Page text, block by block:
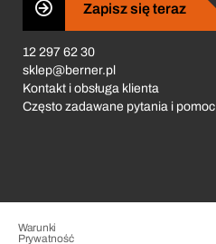
Zapisz się teraz
12 297 62 30
sklep@berner.pl
Kontakt i obsługa klienta
Często zadawane pytania i pomoc
Warunki
Prywatność